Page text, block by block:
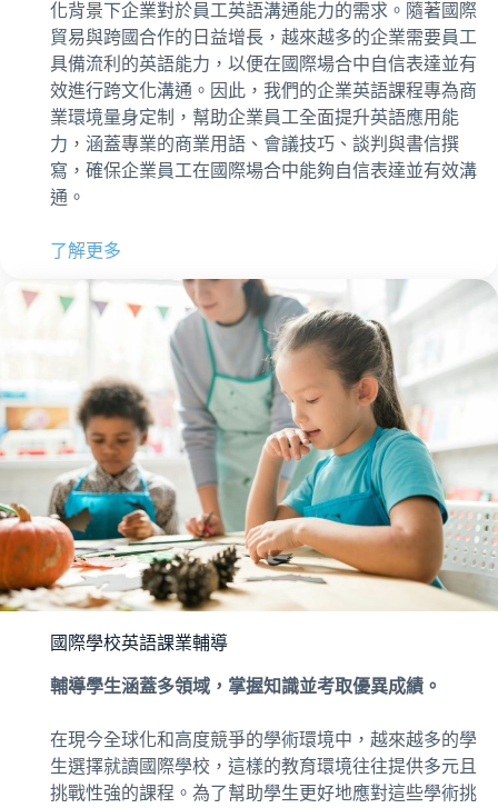
化背景下企業對於員工英語溝通能力的需求。隨著國際
貿易與跨國合作的日益增長，越來越多的企業需要員工
具備流利的英語能力，以便在國際場合中自信表達並有
效進行跨文化溝通。因此，我們的企業英語課程專為商
業環境量身定制，幫助企業員工全面提升英語應用能
力，涵蓋專業的商業用語、會議技巧、談判與書信撰
寫，確保企業員工在國際場合中能夠自信表達並有效溝
通。
了解更多
國際學校英語課業輔導
輔導學生涵蓋多領域，掌握知識並考取優異成績。
在現今全球化和高度競爭的學術環境中，越來越多的學
生選擇就讀國際學校，這樣的教育環境往往提供多元且
挑戰性強的課程。為了幫助學生更好地應對這些學術挑